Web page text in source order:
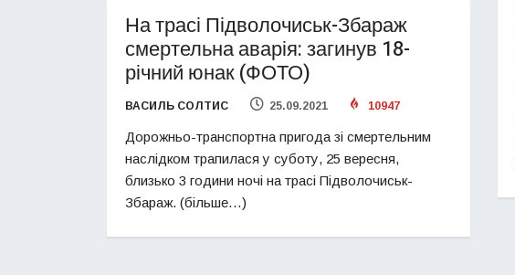
На трасі Підволочиськ-Збараж
смертельна аварія: загинув 18-
річний юнак (ФОТО)
ВАСИЛЬ СОЛТИС 25.09.2021 10947
Дорожньо-транспортна пригода зі смертельним
наслідком трапилася у суботу, 25 вересня,
близько 3 години ночі на трасі Підволочиськ-
Збараж. (більше…)